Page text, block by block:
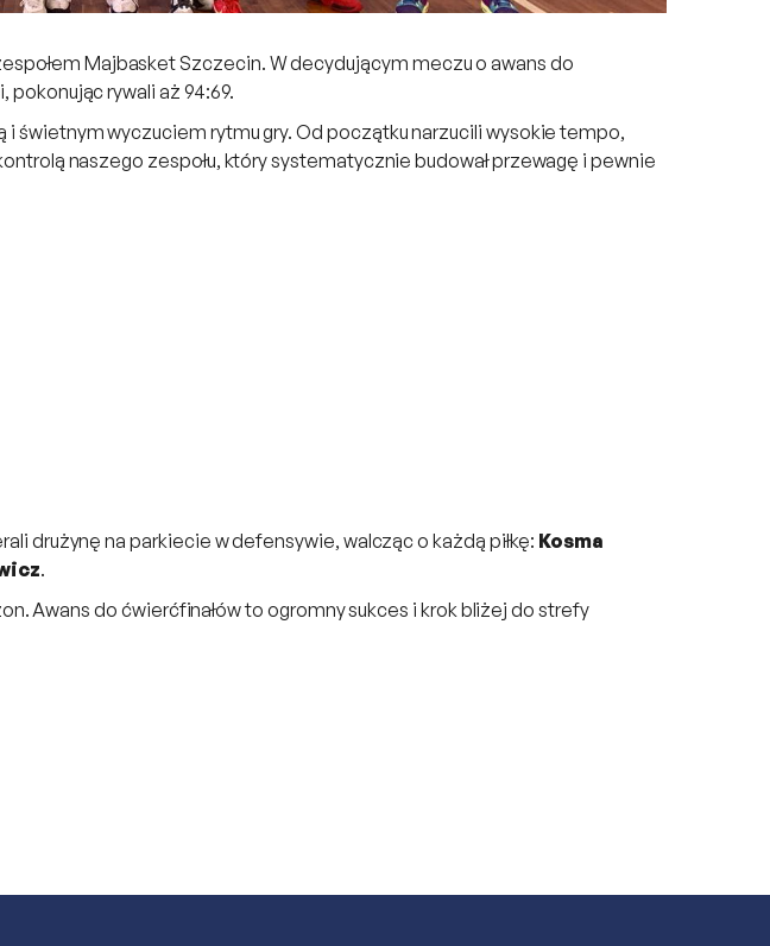
Majbasket Szczecin. W decydującym meczu o awans do
rywali aż 94:69.
świetnym wyczuciem rytmu gry. Od początku narzucili wysokie tempo,
naszego zespołu, który systematycznie budował przewagę i pewnie
drużynę na parkiecie w defensywie, walcząc o każdą piłkę: Kosma
.
Awans do ćwierćfinałów to ogromny sukces i krok bliżej do strefy